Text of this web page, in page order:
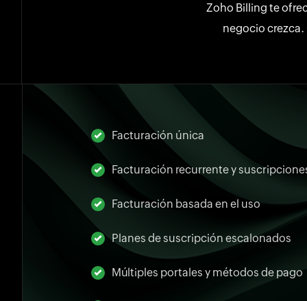
Zoho Billing te
negocio
Facturación única
Facturación recurrente y
Facturación basada en el uso
Planes de suscripción escalonados
Múltiples portales y métodos de pago